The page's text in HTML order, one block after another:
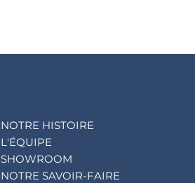
NOTRE HISTOIRE
L'ÉQUIPE
SHOWROOM
NOTRE SAVOIR-FAIRE